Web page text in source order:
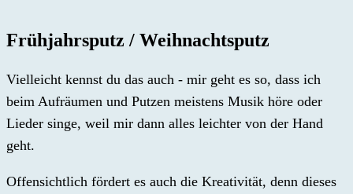
Frühjahrsputz / Weihnachtsputz
Vielleicht kennst du das auch - mir geht es so, dass ich
beim Aufräumen und Putzen meistens Musik höre oder
Lieder singe, weil mir dann alles leichter von der Hand
geht.
Offensichtlich fördert es auch die Kreativität, denn dieses